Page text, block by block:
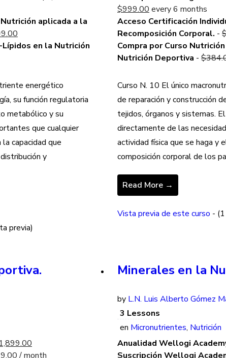
was:
$1,194.00.
aplicada a la
priceen la Nutrición
energético
su función regulatoria
metabólico y su
que cualquier
capacidad que
y
previa)
is:
$549.00.
$999.00 Current
price
is:
$999.00.
every 6 months
Acceso Certificación
Recomposición Corporal. -
Compra por Curso
Nutrición Deportiva - $
Curso N. 10 El único
de reparación y construcción
tejidos, órganos y sistemas.
directamente de las
actividad física que se haga y
composición corporal de los
Read More →
Vista previa de este curso -
1,899.00
price
/ month
Minerales en la
by L.N. Luis Alberto Gómez
3 Lessons
en Micronutrientes, Nutrición
Anualidad Wellogi
Suscripción Wellogi